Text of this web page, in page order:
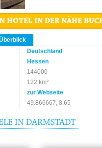
HOTEL IN DER NÄHE
Deutschland
Hessen
144000
122 km²
zur Webseite
49.866667, 8.65
IN DARMSTADT